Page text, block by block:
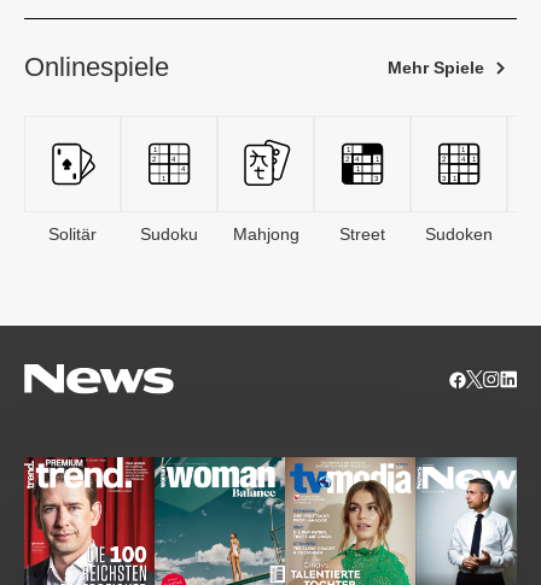
Onlinespiele Mehr Spiele
Solitär Sudoku Mahjong Street Sudoken